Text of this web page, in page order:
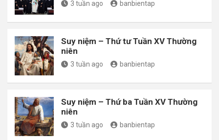
3 tuần ago banbientap
Suy niệm – Thứ tư Tuần XV Thường
niên
3 tuần ago banbientap
Suy niệm – Thứ ba Tuần XV Thường
niên
3 tuần ago banbientap